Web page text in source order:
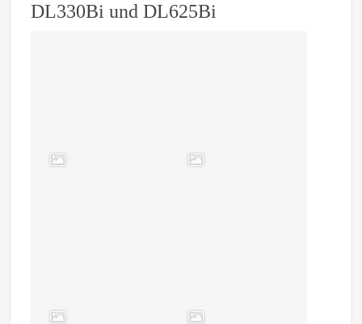
DL330Bi und DL625Bi